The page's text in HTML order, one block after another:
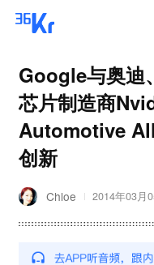
Google与奥迪
芯片制造商
Automotive
创新
Chloe 2014年03月